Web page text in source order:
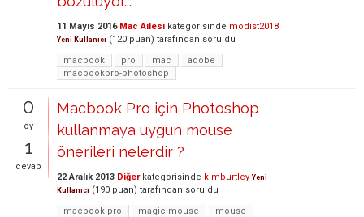
11 Mayıs 2016 Mac Ailesi kategorisinde modist2018
Yeni Kullanıcı (120 puan) tarafından soruldu
macbook
pro mac
adobe
macbookpro-photoshop
0
oy
1
cevap
Macbook Pro için Photoshop
kullanmaya uygun mouse
önerileri nelerdir ?
22 Aralık 2013 Diğerkategorisinde kimburtley Yeni
Kullanıcı (190 puan) tarafından soruldu
macbook-pro
magic-mouse
mouse